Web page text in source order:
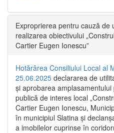
Exproprierea pentru cauză de
realizarea obiectivului
Cartier Eugen Ionescu”
Hotărârea Consiliului Local al
25.06.2025 declararea de
și aprobarea
publică de interes local
Cartier Eugen Ionescu,
în municipiul Slatina și
a imobilelor cuprinse în